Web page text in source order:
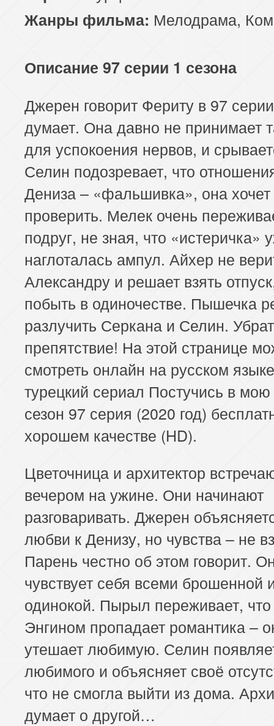
Жанры фильма: Мелодрама,
Описание 97 серии 1 сезона
Джерен говорит Фериту в 97
думает. Она давно не принимает
для успокоения нервов, и
Селин подозревает, что
Дениза – «фальшивка», она хочет
проверить. Мелек очень
подруг, не зная, что «истеричка»
наглоталась ампул. Айхер не
Александру и решает взять
побыть в одиночестве. Пышечка
разлучить Серкана и Селин.
препятствие! На этой странице
смотреть онлайн на русском языке
турецкий сериал Постучись в
сезон 97 серия (2020 год)
хорошем качестве (HD).
Цветочница и архитектор
вечером на ужине. Они начинают
разговаривать. Джерен
любви к Денизу, но чувства – не
Парень честно об этом говорит.
чувствует себя всеми брошенной
одинокой. Пырыл переживает,
Энгином пропадает романтика –
утешает любимую. Селин
любимого и объясняет своё
что не смогла выйти из дома.
думает о другой…